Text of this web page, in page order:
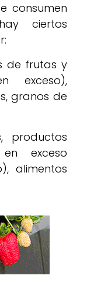
consumen
ciertos
de frutas y
exceso),
granos de
productos
exceso
alimentos